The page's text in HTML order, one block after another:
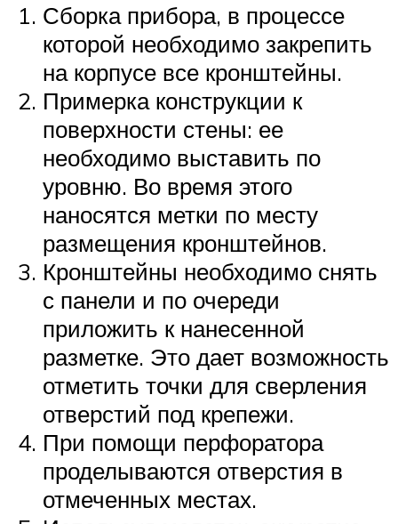
Сборка прибора, в процессе
которой необходимо закрепить
на корпусе все кронштейны.
Примерка конструкции к
поверхности стены: ее
необходимо выставить по
уровню. Во время этого
наносятся метки по месту
размещения кронштейнов.
Кронштейны необходимо снять
с панели и по очереди
приложить к нанесенной
разметке. Это дает возможность
отметить точки для сверления
отверстий под крепежи.
При помощи перфоратора
проделываются отверстия в
отмеченных местах.